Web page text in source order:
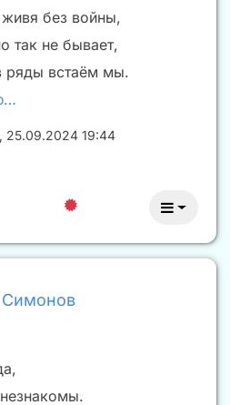
без войны,
так не бывает,
ряды встаём мы.
, 25.09.2024 19:44
Симонов